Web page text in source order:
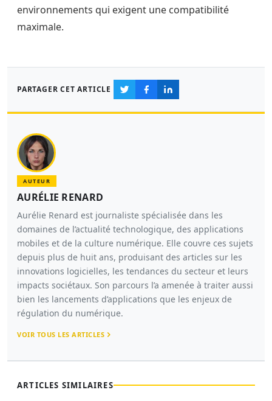
environnements qui exigent une compatibilité
maximale.
PARTAGER CET ARTICLE
AUTEUR
AURÉLIE RENARD
Aurélie Renard est journaliste spécialisée dans les
domaines de l’actualité technologique, des applications
mobiles et de la culture numérique. Elle couvre ces sujets
depuis plus de huit ans, produisant des articles sur les
innovations logicielles, les tendances du secteur et leurs
impacts sociétaux. Son parcours l’a amenée à traiter aussi
bien les lancements d’applications que les enjeux de
régulation du numérique.
VOIR TOUS LES ARTICLES
ARTICLES SIMILAIRES